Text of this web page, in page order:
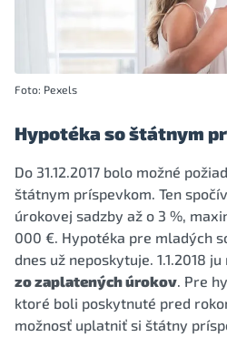
Foto: Pexels
Hypotéka so štátnym
Do 31.12.2017 bolo možné
štátnym príspevkom. Ten
úrokovej sadzby až o 3 %,
000 €. Hypotéka pre mladých
dnes už neposkytuje. 1.1.2018
zo zaplatených úrokov. Pre
ktoré boli poskytnuté pred
možnosť uplatniť si štátny